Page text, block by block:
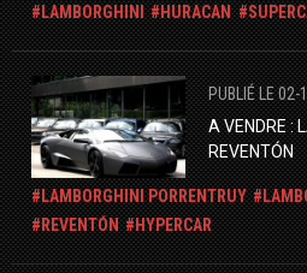
LAMBORGHINI HURACAN
PUBLIÉ LE
A VENDRE :
REVENTÓN
LAMBORGHINI PORRENTRUY
REVENTÓN
HYPERCAR